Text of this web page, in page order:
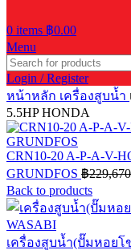
0 items ฿0.00
Menu
Login / Register
หน้าหลัก เครื่องสูบน้ำ
5.5HP HONDA
CRN10-20 A-P-A-V-
GRUNDFOS ฿
Back to products
เครื่องสูบน้ำ(ปั๊มหอยโ